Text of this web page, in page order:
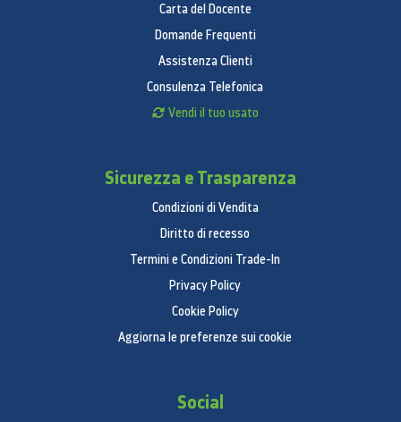
Carta del Docente
Domande Frequenti
Assistenza Clienti
Consulenza Telefonica
Vendi il tuo usato
Sicurezza e Trasparenza
Condizioni di Vendita
Diritto di recesso
Termini e Condizioni Trade-In
Privacy Policy
Cookie Policy
Aggiorna le preferenze sui cookie
Social